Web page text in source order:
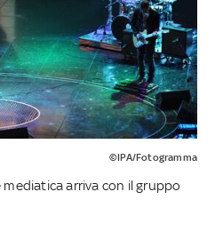
©IPA/Fotogramma
arriva con il gruppo